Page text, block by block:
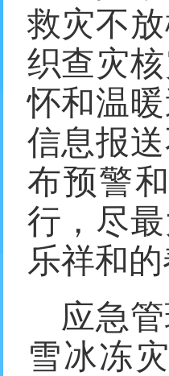
救灾不
织查灾
怀和温
信息报
布预警
行，尽
乐祥和的
应急
雪冰冻